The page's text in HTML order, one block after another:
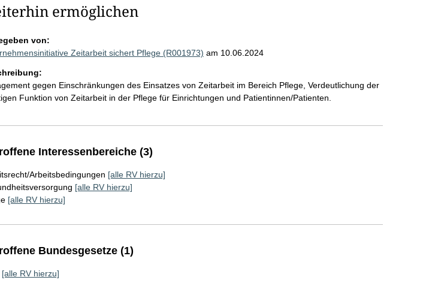
ermöglichen
von:
Zeitarbeit sichert Pflege (R001973) am 10.06.2024
gegen Einschränkungen des Einsatzes von Zeitarbeit im Bereich Pflege, Verdeutlichung der
Funktion von Zeitarbeit in der Pflege für Einrichtungen und Patientinnen/Patienten.
Interessenbereiche (3)
Arbeitsbedingungen [alle RV hierzu]
[alle RV hierzu]
[alle RV hierzu]
Bundesgesetze (1)
[alle RV hierzu]